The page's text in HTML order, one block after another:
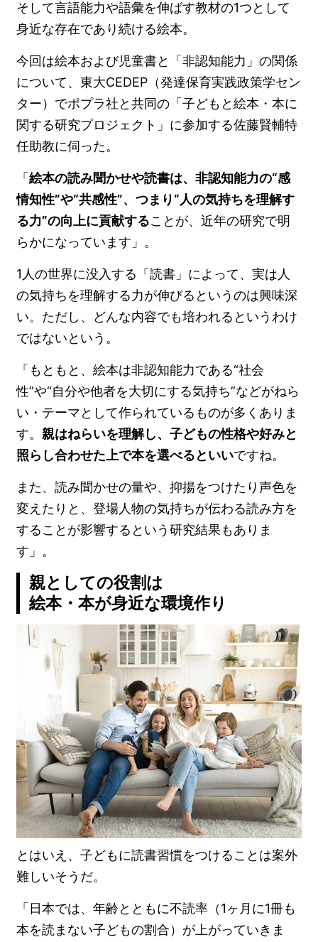
そして言語能力や語彙を伸ばす教材の1つとして
身近な存在であり続ける絵本。
今回は絵本および児童書と「非認知能力」の関係
について、東大CEDEP（発達保育実践政策学セン
ター）でポプラ社と共同の「子どもと絵本・本に
関する研究プロジェクト」に参加する佐藤賢輔特
任助教に伺った。
「絵本の読み聞かせや読書は、非認知能力の“感
情知性”や“共感性”、つまり“人の気持ちを理解す
る力”の向上に貢献することが、近年の研究で明
らかになっています」。
1人の世界に没入する「読書」によって、実は人
の気持ちを理解する力が伸びるというのは興味深
い。ただし、どんな内容でも培われるというわけ
ではないという。
「もともと、絵本は非認知能力である“社会
性”や“自分や他者を大切にする気持ち”などがねら
い・テーマとして作られているものが多くありま
す。 親はねらいを理解し、子どもの性格や好みと
照らし合わせた上で本を選べるといいですね。
また、読み聞かせの量や、抑揚をつけたり声色を
変えたりと、登場人物の気持ちが伝わる読み方を
することが影響するという研究結果もありま
す」。
親としての役割は
絵本・本が身近な環境作り
とはいえ、子どもに読書習慣をつけることは案外
難しいそうだ。
「日本では、年齢とともに不読率（1ヶ月に1冊も
本を読まない子どもの割合）が上がっていきま